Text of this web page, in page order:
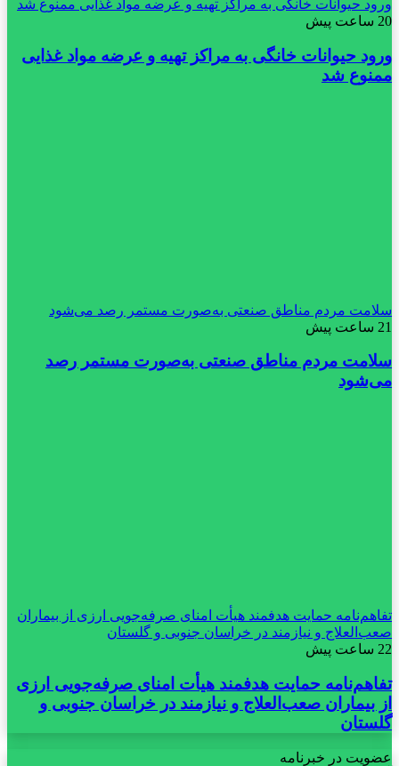
ورود حیوانات خانگی به مراکز تهیه و عرضه مواد غذایی ممنوع شد
20 ساعت پیش
ورود حیوانات خانگی به مراکز تهیه و عرضه مواد غذایی
ممنوع شد
سلامت مردم مناطق صنعتی به‌صورت مستمر رصد می‌شود
21 ساعت پیش
سلامت مردم مناطق صنعتی به‌صورت مستمر رصد
می‌شود
تفاهم‌نامه حمایت هدفمند هیأت امنای صرفه‌جویی ارزی از بیماران
صعب‌العلاج و نیازمند در خراسان جنوبی و گلستان
22 ساعت پیش
تفاهم‌نامه حمایت هدفمند هیأت امنای صرفه‌جویی ارزی
از بیماران صعب‌العلاج و نیازمند در خراسان جنوبی و
گلستان
عضویت در خبرنامه